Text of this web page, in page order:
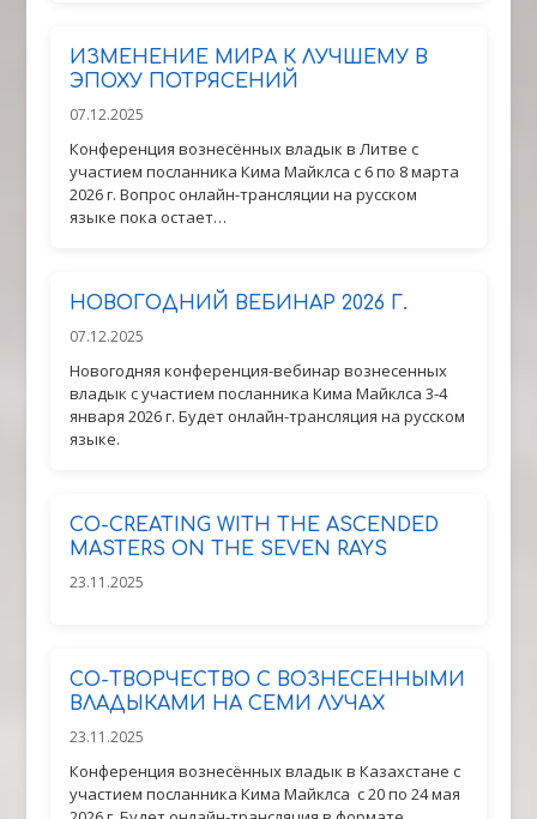
ИЗМЕНЕНИЕ МИРА К ЛУЧШЕМУ В
ЭПОХУ ПОТРЯСЕНИЙ
07.12.2025
Конференция вознесённых владык в Литве с
участием посланника Кима Майклса с 6 по 8 марта
2026 г. Вопрос онлайн-трансляции на русском
языке пока остает…
НОВОГОДНИЙ ВЕБИНАР 2026 Г.
07.12.2025
Новогодняя конференция-вебинар вознесенных
владык с участием посланника Кима Майклса 3-4
января 2026 г. Будет онлайн-трансляция на русском
языке.
CO-CREATING WITH THE ASCENDED
MASTERS ON THE SEVEN RAYS
23.11.2025
CО-ТВОРЧЕСТВО С ВОЗНЕСЕННЫМИ
ВЛАДЫКАМИ НА СЕМИ ЛУЧАХ
23.11.2025
Конференция вознесённых владык в Казахстане с
участием посланника Кима Майклса с 20 по 24 мая